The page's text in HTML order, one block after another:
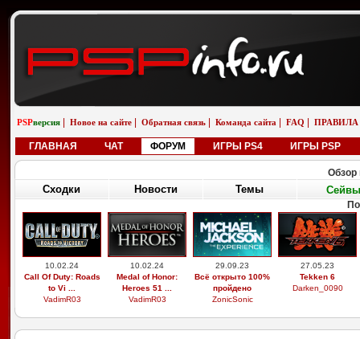
PSPверсия Новое на сайте Обратная связь Команда сайта FAQ ПРАВИЛА
ГЛАВНАЯ ЧАТ ФОРУМ ИГРЫ PS4 ИГРЫ PSP
Обзор
Сходки Новости Темы Сейвы
10.02.24
Call Of Duty: Roads
to Vi ...
VadimR03
10.02.24
Medal of Honor:
Heroes 51 ...
VadimR03
29.09.23
Всё открыто 100%
пройдено
ZonicSonic
27.05.23
Tekken 6
Darken_0090